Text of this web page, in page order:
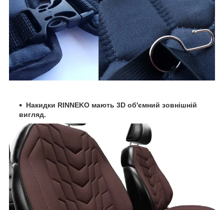
Накидки RINNEKO мають 3D об'ємний зовнішній
вигляд.